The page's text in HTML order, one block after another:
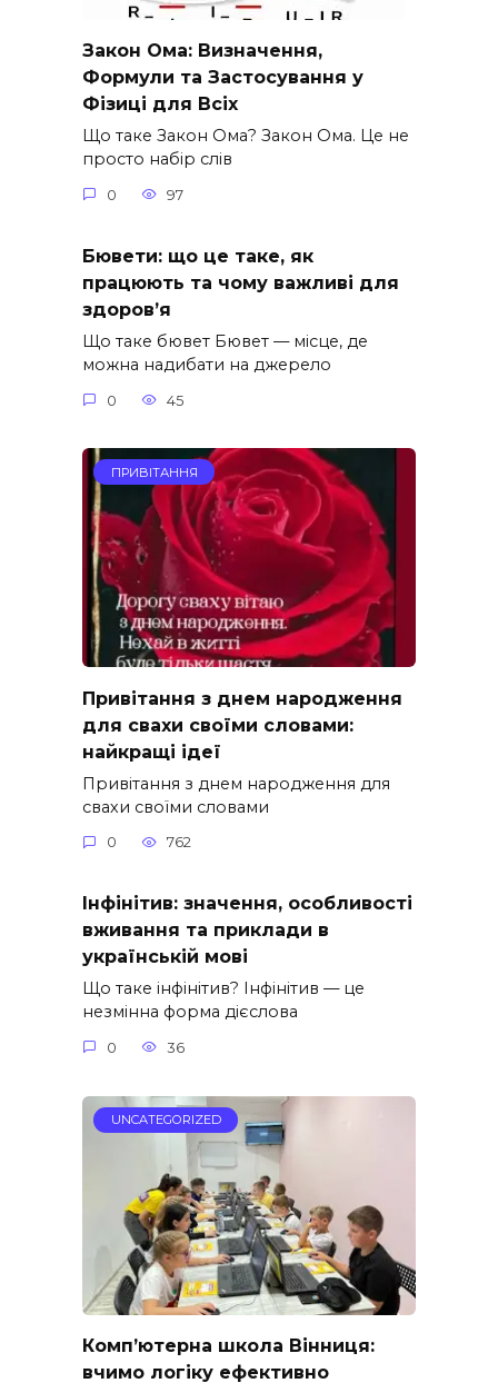
Закон Ома: Визначення,
Формули та Застосування у
Фізиці для Всіх
Що таке Закон Ома? Закон Ома. Це не
просто набір слів
0 97
Бювети: що це таке, як
працюють та чому важливі для
здоров’я
Що таке бювет Бювет — місце, де
можна надибати на джерело
0 45
ПРИВІТАННЯ
Привітання з днем народження
для свахи своїми словами:
найкращі ідеї
Привітання з днем народження для
свахи своїми словами
0 762
Інфінітив: значення, особливості
вживання та приклади в
українській мові
Що таке інфінітив? Інфінітив — це
незмінна форма дієслова
0 36
UNCATEGORIZED
Комп’ютерна школа Вінниця:
вчимо логіку ефективно